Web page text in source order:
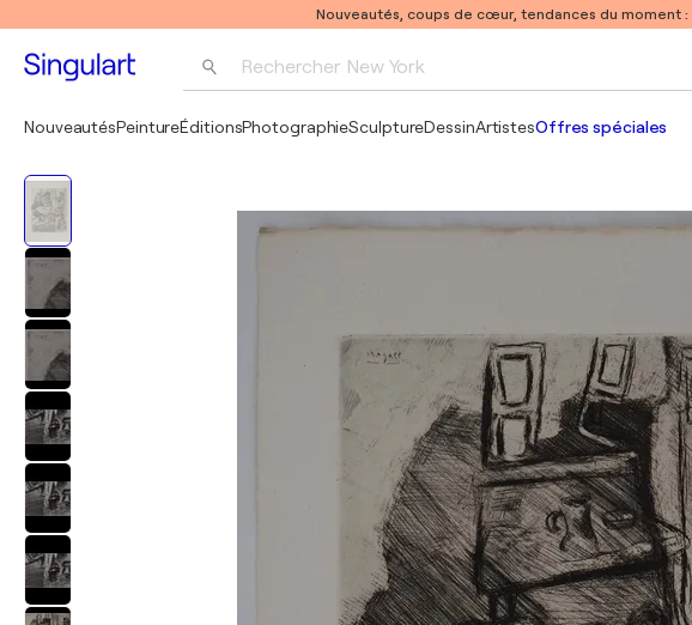
Nouveautés, coups de cœur, tendances du moment :
Rechercher New York
Pablo Picasso
NouveautésPeintureÉditionsPhotographieSculptureDessinArtistesOffres spéciales